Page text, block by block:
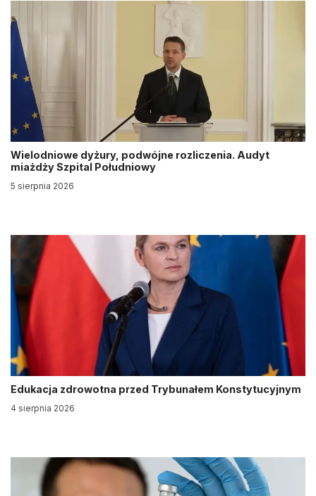
Wielodniowe dyżury, podwójne rozliczenia. Audyt
miażdży Szpital Południowy
5 sierpnia 2026
Edukacja zdrowotna przed Trybunałem Konstytucyjnym
4 sierpnia 2026